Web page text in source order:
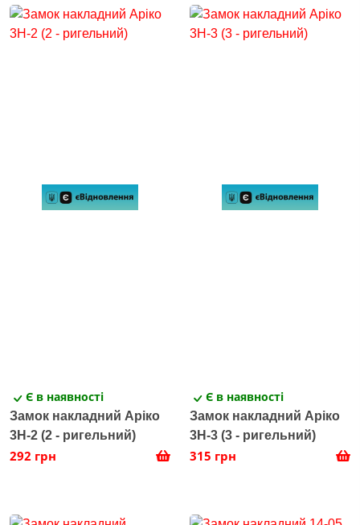
Є в наявності
Замок накладний Аріко
3Н-2 (2 - ригельний)
292 грн
Є в наявності
Замок накладний Аріко
3Н-3 (3 - ригельний)
315 грн